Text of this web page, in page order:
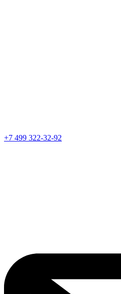
+7 499 322-32-92